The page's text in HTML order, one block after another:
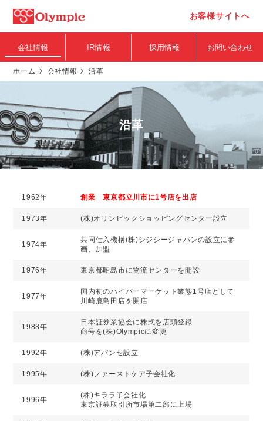
お客様サイトへ
会社情報 IR情報 採用情報 お問い合わせ
ホーム 会社情報 沿革
沿革
1962年 創業 東京都立川市に1号店を出店
1973年 (株)オリンピックショッピングセンター設立
1974年
共同仕入機構(株)シジシージャパンの設立に参
画、加盟
1976年 東京都昭島市に物流センターを開設
1977年
国内初のハイパーマーケット業態1号店として
川崎鹿島田店を開店
1988年
日本証券業協会に株式を店頭登録
商号を(株)Olympicに変更
1992年 (株)アバンセ設立
1995年 (株)ファーストケア子会社化
1996年
(株)キララ子会社化
東京証券取引所市場第二部に上場